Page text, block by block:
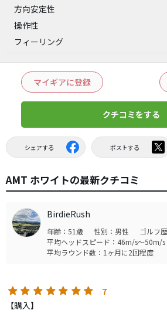
方向安定性
操作性
フィーリング
マイギアに登録
クチコミをする
シェアする ポストする
AMT ホワイトの最新クチコミ
BirdieRush
年齢：51歳 性別：男性
ゴルフ
平均ヘッドスピード：46m/s～50m/s
平均ラウンド数：1ヶ月に2回程度
7
【購入】